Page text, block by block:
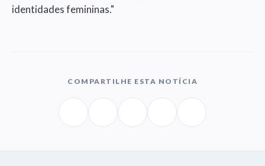
identidades femininas."
COMPARTILHE ESTA NOTÍCIA